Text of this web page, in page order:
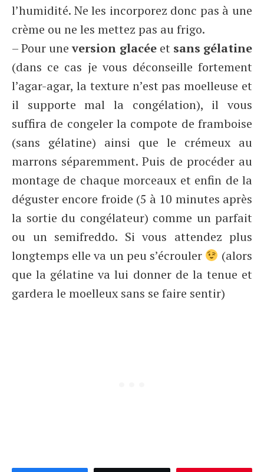
l’humidité. Ne les incorporez donc pas à une
crème ou ne les mettez pas au frigo.
– Pour uneversion glacéeet sans gélatine
(dans ce cas je vous déconseille fortement
l’agar-agar, la texture n’est pas moelleuse et
il supporte mal la congélation), il vous
suffira de congeler la compote de framboise
(sans gélatine) ainsi que le crémeux au
marrons séparemment. Puis de procéder au
montage de chaque morceaux et enfin de la
déguster encore froide (5 à 10 minutes après
la sortie du congélateur) comme un parfait
ou un semifreddo. Si vous attendez plus
longtemps elle va un peu s’écrouler
(alors
que la gélatine va lui donner de la tenue et
gardera le moelleux sans se faire sentir)